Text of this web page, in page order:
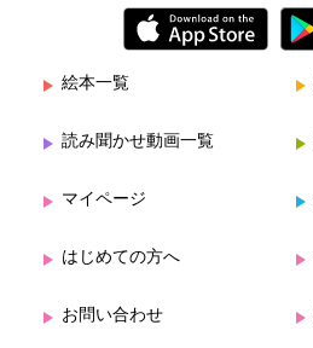
絵本一覧
読み聞かせ動画一覧
マイページ
はじめての方へ
お問い合わせ